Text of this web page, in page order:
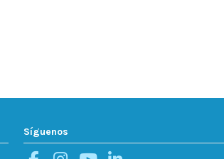
Síguenos